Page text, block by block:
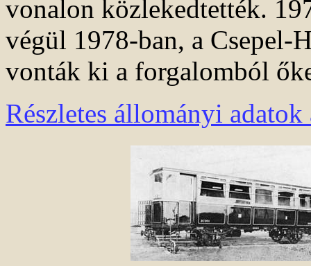
vonalon közlekedtették.
végül 1978-ban, a Csepel-
vonták ki a forgalomból
Részletes állományi